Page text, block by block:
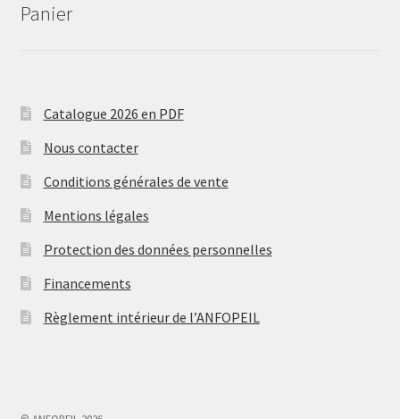
Panier
Catalogue 2026 en PDF
Nous contacter
Conditions générales de vente
Mentions légales
Protection des données personnelles
Financements
Règlement intérieur de l’ANFOPEIL